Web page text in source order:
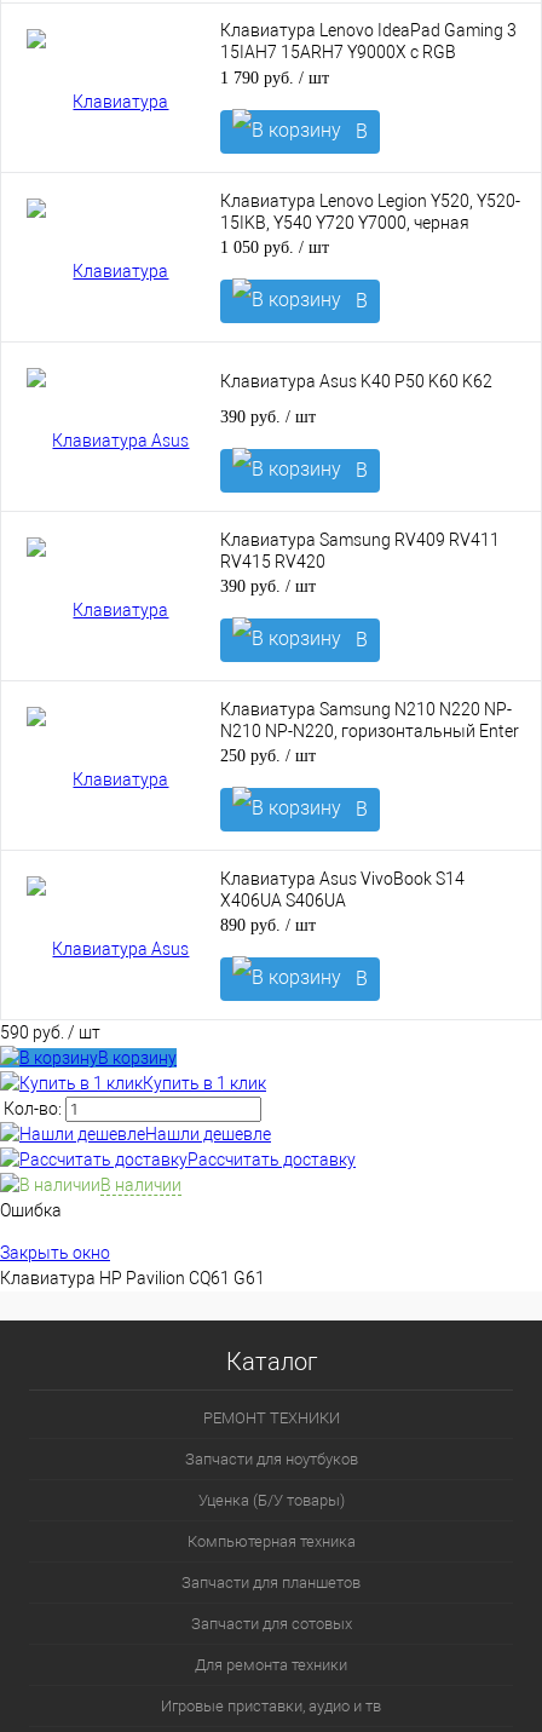
корзину
Клавиатура Lenovo IdeaPad Gaming 3
15IAH7 15ARH7 Y9000X с RGB
подсветкой
1 790 руб. / шт
В
корзину
Клавиатура Lenovo Legion Y520, Y520-
15IKB, Y540 Y720 Y7000, черная
1 050 руб. / шт
В
корзину
Клавиатура Asus K40 P50 K60 K62
390 руб. / шт
В
корзину
Клавиатура Samsung RV409 RV411
RV415 RV420
390 руб. / шт
В
корзину
Клавиатура Samsung N210 N220 NP-
N210 NP-N220, горизонтальный Enter
250 руб. / шт
В
корзину
Клавиатура Asus VivoBook S14
X406UA S406UA
890 руб. / шт
В
корзину
590 руб. / шт
В корзину
Купить в 1 клик
Кол-во:
Нашли дешевле
Рассчитать доставку
В наличии
Ошибка
Закрыть окно
Клавиатура HP Pavilion CQ61 G61
Каталог
РЕМОНТ ТЕХНИКИ
Запчасти для ноутбуков
Уценка (Б/У товары)
Компьютерная техника
Запчасти для планшетов
Запчасти для сотовых
Для ремонта техники
Игровые приставки, аудио и тв